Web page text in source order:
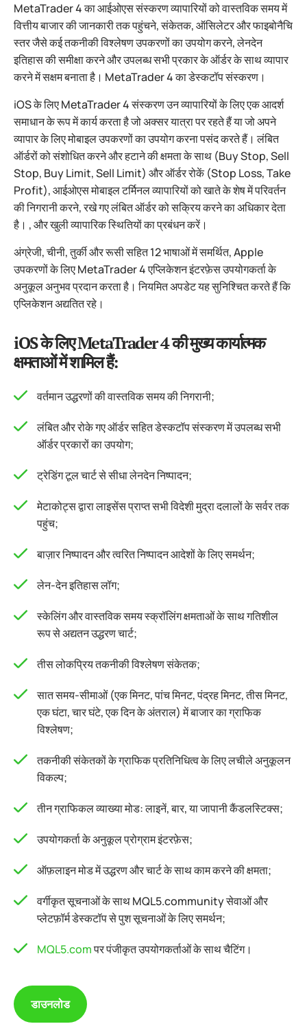
MetaTrader 4 का आईओएस संस्करण व्यापारियों को वास्तविक समय में
वित्तीय बाजार की जानकारी तक पहुंचने, संकेतक, ऑसिलेटर और फाइबोनैचि
स्तर जैसे कई तकनीकी विश्लेषण उपकरणों का उपयोग करने, लेनदेन
इतिहास की समीक्षा करने और उपलब्ध सभी प्रकार के ऑर्डर के साथ व्यापार
करने में सक्षम बनाता है। MetaTrader 4 का डेस्कटॉप संस्करण।
iOS के लिए MetaTrader 4 संस्करण उन व्यापारियों के लिए एक आदर्श
समाधान के रूप में कार्य करता है जो अक्सर यात्रा पर रहते हैं या जो अपने
व्यापार के लिए मोबाइल उपकरणों का उपयोग करना पसंद करते हैं। लंबित
ऑर्डरों को संशोधित करने और हटाने की क्षमता के साथ (Buy Stop, Sell
Stop, Buy Limit, Sell Limit) और ऑर्डर रोकें (Stop Loss, Take
Profit), आईओएस मोबाइल टर्मिनल व्यापारियों को खाते के शेष में परिवर्तन
की निगरानी करने, रखे गए लंबित ऑर्डर को सक्रिय करने का अधिकार देता
है। , और खुली व्यापारिक स्थितियों का प्रबंधन करें।
अंग्रेजी, चीनी, तुर्की और रूसी सहित 12 भाषाओं में समर्थित, Apple
उपकरणों के लिए MetaTrader 4 एप्लिकेशन इंटरफ़ेस उपयोगकर्ता के
अनुकूल अनुभव प्रदान करता है। नियमित अपडेट यह सुनिश्चित करते हैं कि
एप्लिकेशन अद्यतित रहे।
iOS के लिए MetaTrader 4 की मुख्य कार्यात्मक
क्षमताओं में शामिल हैं:
वर्तमान उद्धरणों की वास्तविक समय की निगरानी;
लंबित और रोके गए ऑर्डर सहित डेस्कटॉप संस्करण में उपलब्ध सभी
ऑर्डर प्रकारों का उपयोग;
ट्रेडिंग टूल चार्ट से सीधा लेनदेन निष्पादन;
मेटाकोट्स द्वारा लाइसेंस प्राप्त सभी विदेशी मुद्रा दलालों के सर्वर तक
पहुंच;
बाज़ार निष्पादन और त्वरित निष्पादन आदेशों के लिए समर्थन;
लेन-देन इतिहास लॉग;
स्केलिंग और वास्तविक समय स्क्रॉलिंग क्षमताओं के साथ गतिशील
रूप से अद्यतन उद्धरण चार्ट;
तीस लोकप्रिय तकनीकी विश्लेषण संकेतक;
सात समय-सीमाओं (एक मिनट, पांच मिनट, पंद्रह मिनट, तीस मिनट,
एक घंटा, चार घंटे, एक दिन के अंतराल) में बाजार का ग्राफिक
विश्लेषण;
तकनीकी संकेतकों के ग्राफिक प्रतिनिधित्व के लिए लचीले अनुकूलन
विकल्प;
तीन ग्राफिकल व्याख्या मोड: लाइनें, बार, या जापानी कैंडलस्टिक्स;
उपयोगकर्ता के अनुकूल प्रोग्राम इंटरफ़ेस;
ऑफ़लाइन मोड में उद्धरण और चार्ट के साथ काम करने की क्षमता;
वर्गीकृत सूचनाओं के साथ MQL5.community सेवाओं और
प्लेटफ़ॉर्म डेस्कटॉप से पुश सूचनाओं के लिए समर्थन;
MQL5.comपर पंजीकृत उपयोगकर्ताओं के साथ चैटिंग।
डाउनलोड